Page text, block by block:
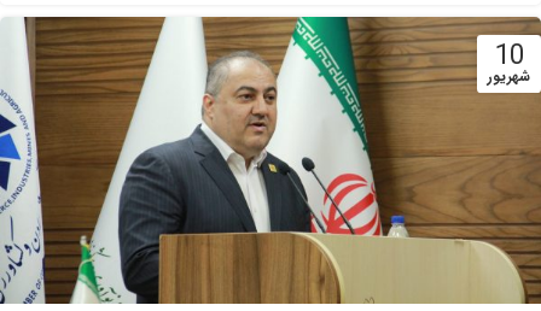
10
شهریور